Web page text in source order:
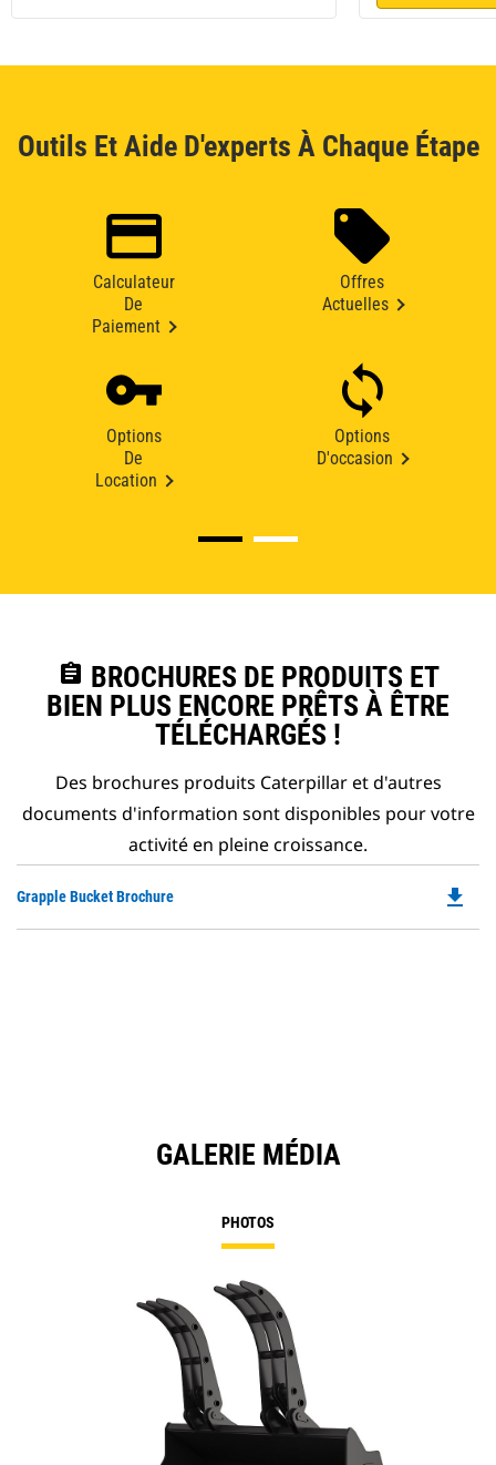
Outils Et Aide D'experts À Chaque Étape
Calculateur
De
Paiement
Offres
Actuelles
Options
De
Location
Options
D'occasion
assignment BROCHURES DE PRODUITS ET
BIEN PLUS ENCORE PRÊTS À ÊTRE
TÉLÉCHARGÉS !
Des brochures produits Caterpillar et d'autres
documents d'information sont disponibles pour votre
activité en pleine croissance.
Grapple Bucket Brochure file_download
GALERIE MÉDIA
PHOTOS